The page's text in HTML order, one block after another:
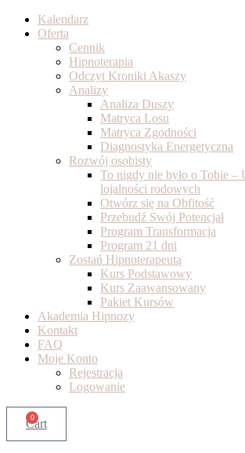
Kalendarz
Oferta
Cennik
Hipnoterapia
Odczyt Kroniki Akaszy
Analizy
Analiza Duszy
Matryca Losu
Matryca Zgodności
Diagnostyka Energetyczna
Rozwój osobisty
To nigdy nie było o Tobie –
lojalności rodowych
Otwórz się na Obfitość
Przebudź Swój Potencjał
Program Transformacja
Program 21 dni
Zostań Hipnoterapeutą
Kurs Podstawowy
Kurs Zaawansowany
Pakiet Kursów
Akademia Hipnozy
Kontakt
FAQ
Moje Konto
Rejestracja
Logowanie
0
Cart